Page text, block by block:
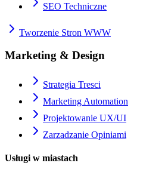
SEO Techniczne
Tworzenie Stron WWW
Marketing & Design
Strategia Tresci
Marketing Automation
Projektowanie UX/UI
Zarzadzanie Opiniami
Usługi w miastach